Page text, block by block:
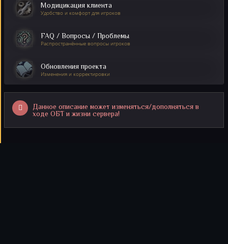
Модицикация клиента
Удобство и комфорт для игроков
FAQ / Вопросы / Проблемы
Распространённые вопросы игроков
Обновления проекта
Изменения и корректировки
Данное описание может изменяться/дополняться в
ходе ОБТ и жизни сервера!